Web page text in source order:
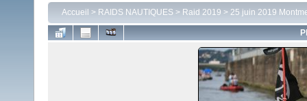
Accueil > RAIDS NAUTIQUES > Raid 2019 > 25 juin 2019